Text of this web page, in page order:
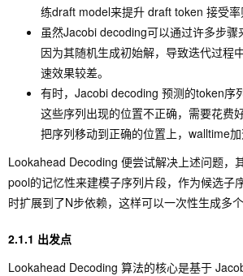
练draft model来提升 draft token 接受率
虽然Jacobi decoding可以通过许多步
因为其随机生成初始解，导致迭代过程
速效果较差。
有时，Jacobi decoding 预测的token序
这些序列出现的位置不正确，需要花费
把序列移动到正确的位置上，walltime加
Lookahead Decoding 便尝试解决上述问题，
pool的记忆性来建模子序列片段，作为候选子
时扩展到了N步依赖，这样可以一次性生成多个
2.1.1 出发点
Lookahead Decoding 算法的核心是基于